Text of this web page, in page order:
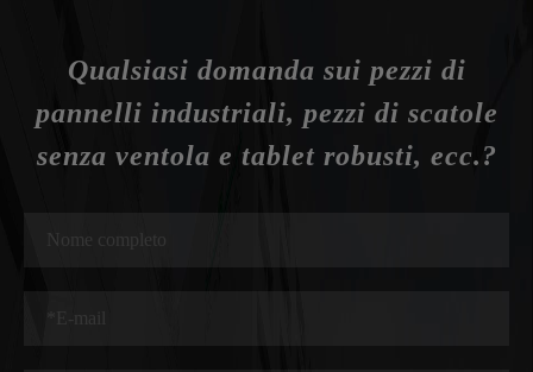
Qualsiasi domanda sui pezzi di
pannelli industriali, pezzi di scatole
senza ventola e tablet robusti, ecc.?